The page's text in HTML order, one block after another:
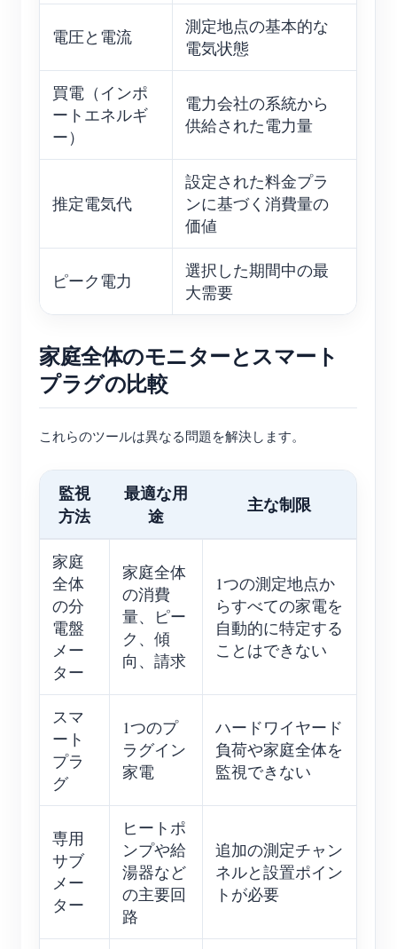
電圧と電流
測定地点の基本的な
電気状態
買電（インポ
ートエネルギ
ー）
電力会社の系統から
供給された電力量
推定電気代
設定された料金プラ
ンに基づく消費量の
価値
ピーク電力
選択した期間中の最
大需要
家庭全体のモニターとスマート
プラグの比較
これらのツールは異なる問題を解決します。
監視
方法
最適な用
途
主な制限
家庭
全体
の分
電盤
メー
ター
家庭全体
の消費
量、ピー
ク、傾
向、請求
1つの測定地点か
らすべての家電を
自動的に特定する
ことはできない
スマ
ート
プラ
グ
1つのプ
ラグイン
家電
ハードワイヤード
負荷や家庭全体を
監視できない
専用
サブ
メー
ター
ヒートポ
ンプや給
湯器など
の主要回
路
追加の測定チャン
ネルと設置ポイン
トが必要